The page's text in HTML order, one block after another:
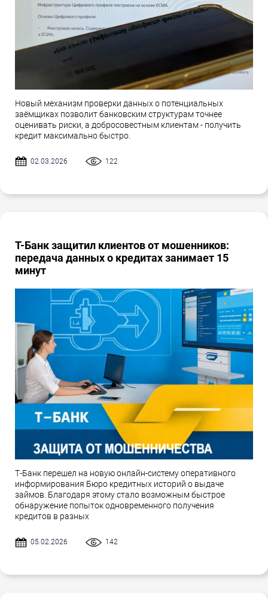
Новый механизм проверки данных о потенциальных
заёмщиках позволит банковским структурам точнее
оценивать риски, а добросовестным клиентам - получить
кредит максимально быстро.
02.03.2026 122
Т-Банк защитил клиентов от мошенников:
передача данных о кредитах занимает 15
минут
Т-Банк перешел на новую онлайн-систему оперативного
информирования Бюро кредитных историй о выдаче
займов. Благодаря этому стало возможным быстрое
обнаружение попыток одновременного получения
кредитов в разных
05.02.2026 142